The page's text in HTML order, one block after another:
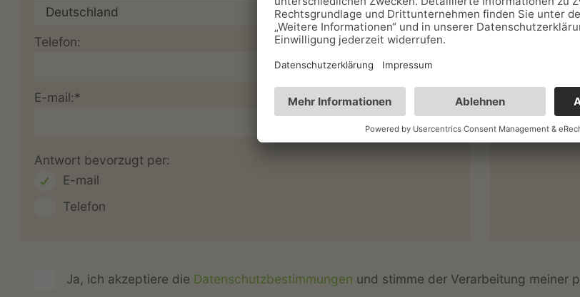
Telefon:
E-mail:*
Antwort bevorzugt per:
E-mail
Telefon
Ja, ich akzeptiere die Datenschutzbestimmungen und stimme der Verarbeitung meiner